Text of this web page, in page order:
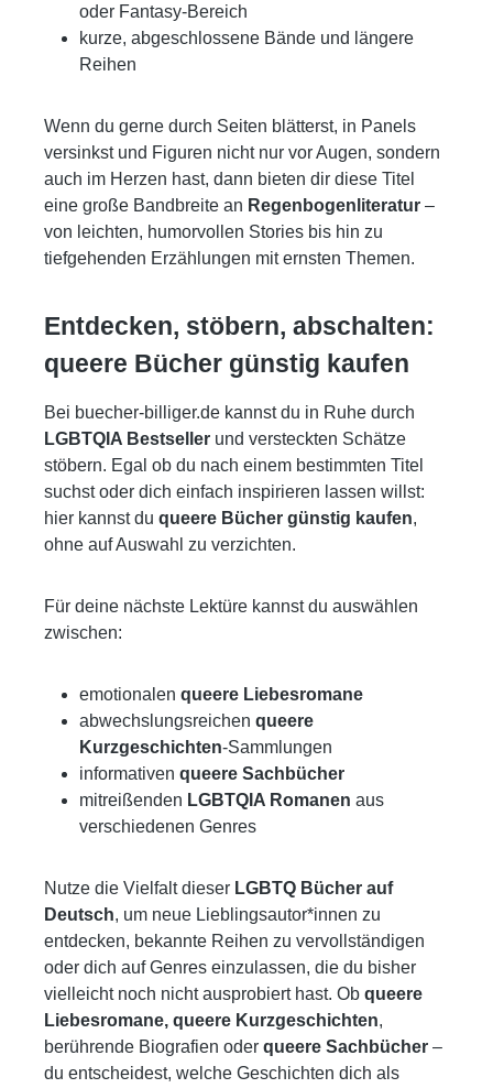
oder Fantasy-Bereich
kurze, abgeschlossene Bände und längere
Reihen
Wenn du gerne durch Seiten blätterst, in Panels
versinkst und Figuren nicht nur vor Augen, sondern
auch im Herzen hast, dann bieten dir diese Titel
eine große Bandbreite an Regenbogenliteratur –
von leichten, humorvollen Stories bis hin zu
tiefgehenden Erzählungen mit ernsten Themen.
Entdecken, stöbern, abschalten:
queere Bücher günstig kaufen
Bei buecher-billiger.de kannst du in Ruhe durch
LGBTQIA Bestseller und versteckten Schätze
stöbern. Egal ob du nach einem bestimmten Titel
suchst oder dich einfach inspirieren lassen willst:
hier kannst du queere Bücher günstig kaufen,
ohne auf Auswahl zu verzichten.
Für deine nächste Lektüre kannst du auswählen
zwischen:
emotionalen queere Liebesromane
abwechslungsreichen queere
Kurzgeschichten-Sammlungen
informativen queere Sachbücher
mitreißenden LGBTQIA Romanen aus
verschiedenen Genres
Nutze die Vielfalt dieser LGBTQ Bücher auf
Deutsch, um neue Lieblingsautor*innen zu
entdecken, bekannte Reihen zu vervollständigen
oder dich auf Genres einzulassen, die du bisher
vielleicht noch nicht ausprobiert hast. Ob queere
Liebesromane, queere Kurzgeschichten,
berührende Biografien oder queere Sachbücher –
du entscheidest, welche Geschichten dich als